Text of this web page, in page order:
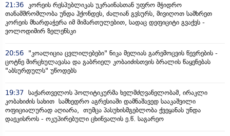
21:36
კორეის რესპუბლიკას უკრაინასთან უფრო მჭიდრო
თანამშრომლობა უნდა ჰქონდეს, ძალიან გვსურს, მივიღოთ სამხრეთ
კორეის მხარდაჭერა იმ მიმართულებით, სადაც დეფიციტი გვაქვს -
ვოლოდიმირ ზელენსკი
20:56
"კოალიცია ცვლილებები" ნიკა მელიას გარემოცვის წევრების -
ცოტნე მირცხულავასა და გაბრიელ კობაიძისთვის ბრალის წაყენებას
"აბსურდულს" უწოდებს
19:37 საქართველოს პოლიტიკურმა ხელმძღვანელობამ, ირაკლი
კობახიძის სახით სამხედრო აგრესიაში დამნაშავედ სააკაშვილი
ოფიციალურად აღიარა, თუმცა პასუხისმგებლობა ქვეყანას უნდა
დაეკისროს - ოკუპირებული ცხინვალის ე.წ. საგარეო